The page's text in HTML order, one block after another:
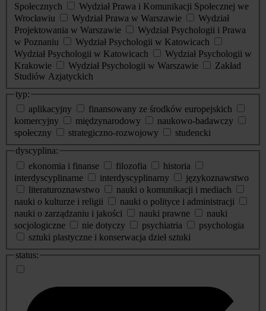
Społecznych
Wydział Prawa i Komunikacji Społecznej we
Wrocławiu
Wydział Prawa w Warszawie
Wydział
Projektowania w Warszawie
Wydział Psychologii i Prawa
w Poznaniu
Wydział Psychologii w Katowicach
Wydział Psychologii w Katowicach
Wydział Psychologii w
Krakowie
Wydział Psychologii w Warszawie
Zakład
Studiów Azjatyckich
typ:
aplikacyjny
finansowany ze środków europejskich
komercyjny
międzynarodowy
naukowo-badawczy
społeczny
strategiczno-rozwojowy
studencki
dyscyplina:
ekonomia i finanse
filozofia
historia
interdyscyplinarne
interdyscyplinarny
językoznawstwo
literaturoznawstwo
nauki o komunikacji i mediach
nauki o kulturze i religii
nauki o polityce i administracji
nauki o zarządzaniu i jakości
nauki prawne
nauki
socjologiczne
nie dotyczy psychiatria
psychologia
sztuki plastyczne i konserwacja dzieł sztuki
status: